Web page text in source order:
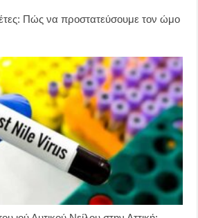
Πώς να προστατεύσουμε τον ώμο